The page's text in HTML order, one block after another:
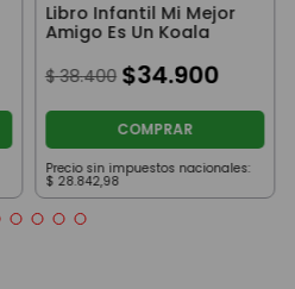
Libro Infantil Mi Mejor
Amigo Es Un Koala
$ 38.400 $34.900
COMPRAR
Precio sin impuestos nacionales:
$ 28.842,98